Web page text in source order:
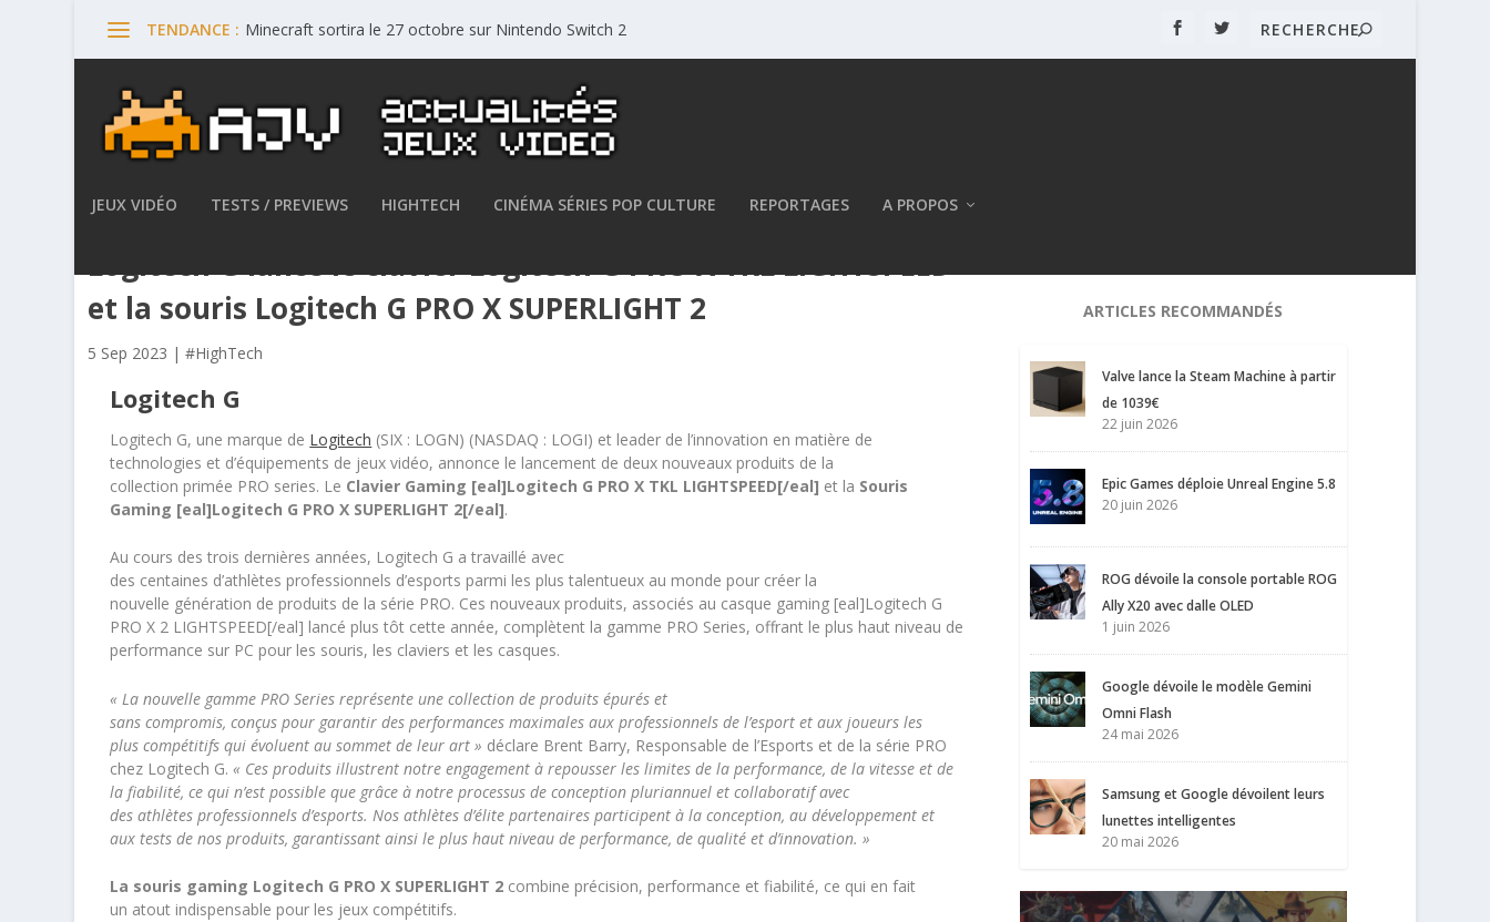
TENDANCE : Minecraft sortira le 27 octobre sur Nintendo Switch 2
JEUX VIDÉO TESTS / PREVIEWS HIGHTECH CINÉMA SÉRIES POP CULTURE REPORTAGES A PROPOS
Logitech G lance le clavier Logitech G PRO X TKL LIGHTSPEED
et la souris Logitech G PRO X SUPERLIGHT 2
5 Sep 2023 |#HighTech
Logitech G
Logitech G, une marque de Logitech (SIX : LOGN) (NASDAQ : LOGI) et leader de l’innovation en matière de
technologies et d’équipements de jeux vidéo, annonce le lancement de deux nouveaux produits de la
collection primée PRO series. Le Clavier Gaming [eal]Logitech G PRO X TKL LIGHTSPEED[/eal] et la Souris
Gaming [eal]Logitech G PRO X SUPERLIGHT 2[/eal].
Au cours des trois dernières années, Logitech G a travaillé avec
des centaines d’athlètes professionnels d’esports parmi les plus talentueux au monde pour créer la
nouvelle génération de produits de la série PRO. Ces nouveaux produits, associés au casque gaming [eal]Logitech G
PRO X 2 LIGHTSPEED[/eal] lancé plus tôt cette année, complètent la gamme PRO Series, offrant le plus haut niveau de
performance sur PC pour les souris, les claviers et les casques.
« La nouvelle gamme PRO Series représente une collection de produits épurés et
sans compromis, conçus pour garantir des performances maximales aux professionnels de l’esport et aux joueurs les
plus compétitifs qui évoluent au sommet de leur art » déclare Brent Barry, Responsable de l’Esports et de la série PRO
chez Logitech G.« Ces produits illustrent notre engagement à repousser les limites de la performance, de la vitesse et de
la fiabilité, ce qui n’est possible que grâce à notre processus de conception pluriannuel et collaboratif avec
des athlètes professionnels d’esports. Nos athlètes d’élite partenaires participent à la conception, au développement et
aux tests de nos produits, garantissant ainsi le plus haut niveau de performance, de qualité et d’innovation. »
La souris gaming Logitech G PRO X SUPERLIGHT 2 combine précision, performance et fiabilité, ce qui en fait
un atout indispensable pour les jeux compétitifs.
ARTICLES RECOMMANDÉS
Valve lance la Steam Machine à partir
de 1039€
22 juin 2026
Epic Games déploie Unreal Engine 5.8
20 juin 2026
ROG dévoile la console portable ROG
Ally X20 avec dalle OLED
1 juin 2026
Google dévoile le modèle Gemini
Omni Flash
24 mai 2026
Samsung et Google dévoilent leurs
lunettes intelligentes
20 mai 2026